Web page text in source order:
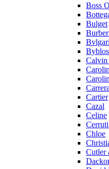
Boss
Bulget
Bvlgari
Byblos
Carrera
Cartier
Cazal
Celine
Cerruti
Chloe
Cutler